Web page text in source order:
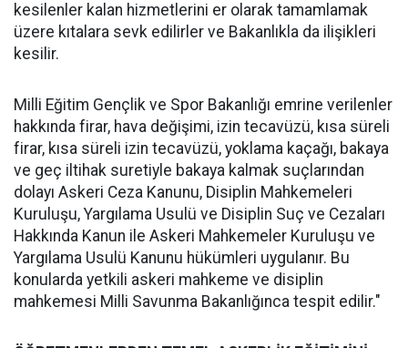
kesilenler kalan hizmetlerini er olarak tamamlamak
üzere kıtalara sevk edilirler ve Bakanlıkla da ilişikleri
kesilir.
Milli Eğitim Gençlik ve Spor Bakanlığı emrine verilenler
hakkında firar, hava değişimi, izin tecavüzü, kısa süreli
firar, kısa süreli izin tecavüzü, yoklama kaçağı, bakaya
ve geç iltihak suretiyle bakaya kalmak suçlarından
dolayı Askeri Ceza Kanunu, Disiplin Mahkemeleri
Kuruluşu, Yargılama Usulü ve Disiplin Suç ve Cezaları
Hakkında Kanun ile Askeri Mahkemeler Kuruluşu ve
Yargılama Usulü Kanunu hükümleri uygulanır. Bu
konularda yetkili askeri mahkeme ve disiplin
mahkemesi Milli Savunma Bakanlığınca tespit edilir."